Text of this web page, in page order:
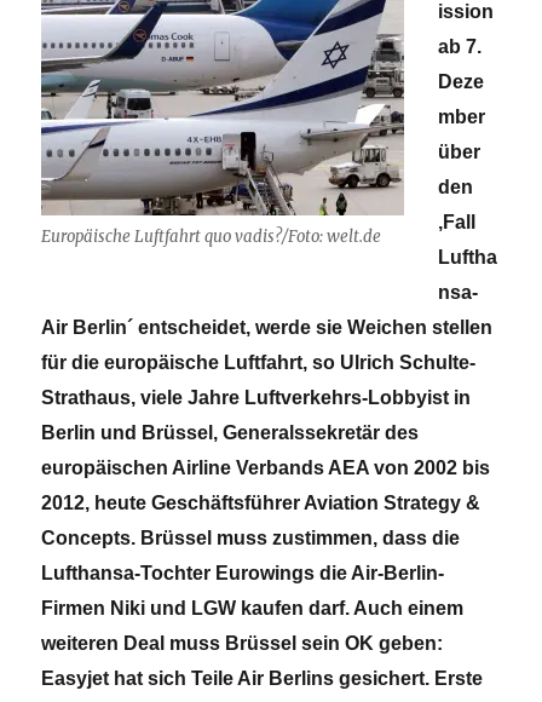
Europäische Luftfahrt quo vadis?/Foto: welt.de
ission
ab 7.
Deze
mber
über
den
,Fall
Luftha
nsa-
Air Berlin´ entscheidet, werde sie Weichen stellen
für die europäische Luftfahrt, so Ulrich Schulte-
Strathaus, viele Jahre Luftverkehrs-Lobbyist in
Berlin und Brüssel, Generalssekretär des
europäischen Airline Verbands AEA von 2002 bis
2012, heute Geschäftsführer Aviation Strategy &
Concepts. Brüssel muss zustimmen, dass die
Lufthansa-Tochter Eurowings die Air-Berlin-
Firmen Niki und LGW kaufen darf. Auch einem
weiteren Deal muss Brüssel sein OK geben:
Easyjet hat sich Teile Air Berlins gesichert. Erste